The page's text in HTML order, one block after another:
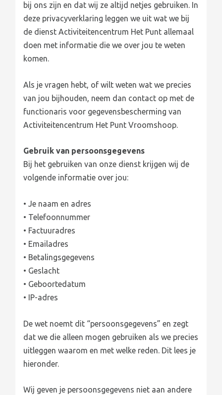
bij ons zijn en dat wij ze altijd netjes gebruiken. In
deze privacyverklaring leggen we uit wat we bij
de dienst Activiteitencentrum Het Punt allemaal
doen met informatie die we over jou te weten
komen.
Als je vragen hebt, of wilt weten wat we precies
van jou bijhouden, neem dan contact op met de
functionaris voor gegevensbescherming van
Activiteitencentrum Het Punt Vroomshoop.
Gebruik van persoonsgegevens
Bij het gebruiken van onze dienst krijgen wij de
volgende informatie over jou:
• Je naam en adres
• Telefoonnummer
• Factuuradres
• Emailadres
• Betalingsgegevens
• Geslacht
• Geboortedatum
• IP-adres
De wet noemt dit “persoonsgegevens” en zegt
dat we die alleen mogen gebruiken als we precies
uitleggen waarom en met welke reden. Dit lees je
hieronder.
Wij geven je persoonsgegevens niet aan andere